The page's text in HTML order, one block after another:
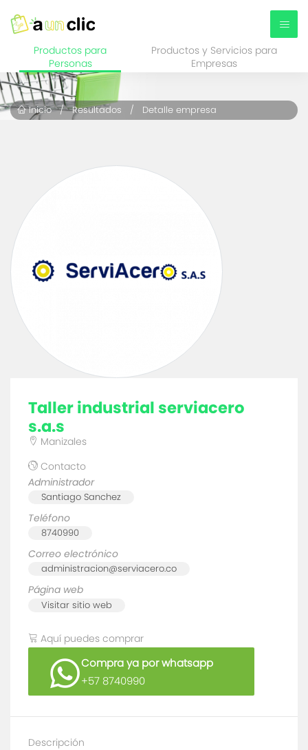
Productos para
Personas
Productos y Servicios para
Empresas
Inicio/Resultados / Detalle empresa
taller industrial serviacero
s.a.s
Manizales
Contacto
Administrador
Santiago Sanchez
Teléfono
8740990
Correo electrónico
administracion@serviacero.co
Página web
Visitar sitio web
Aquí puedes comprar
Compra ya por whatsapp
+57 8740990
Descripción